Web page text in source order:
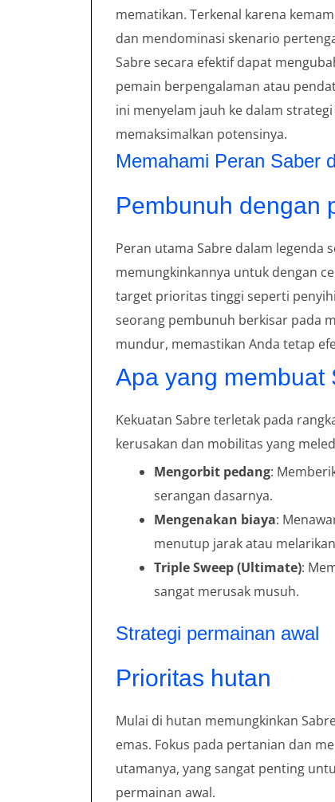
mematikan. Terkenal karena
dan mendominasi skenario
Sabre secara efektif dapat
pemain berpengalaman atau
ini menyelam jauh ke dalam
memaksimalkan potensinya.
Memahami Peran Saber
Pembunuh dengan
Peran utama Sabre dalam legenda
memungkinkannya untuk dengan
target prioritas tinggi seperti
seorang pembunuh berkisar pada
mundur, memastikan Anda tetap
Apa yang membuat
Kekuatan Sabre terletak pada
kerusakan dan mobilitas yang
Mengorbit pedang:
serangan dasarnya.
Mengenakan biaya:
menutup jarak atau
Triple Sweep (Ultimate):
sangat merusak musuh.
Strategi permainan awal
Prioritas hutan
Mulai di hutan memungkinkan
emas. Fokus pada pertanian dan
utamanya, yang sangat penting
permainan awal.